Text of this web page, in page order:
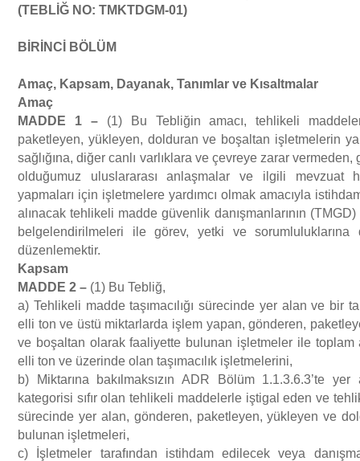
Vizyonumuz
Kalite Politikamız
Referanslar
ÇEVRE Danışmanlığı
Çevre İzin ve Lisans İşlemleri
TMGD ADR Danışmanlığı
YEŞİL LİMAN (Green Port) Belgesi
YEŞİL YILDIZ (Green Star Hotel) BELGESİ
İşyeri Açma ve Çalıştırma (GSM) Ruhsatı
Atık Yönetimi
İş Sağlığı ve Güvenliği
Eğitimler
Fotoğraf Galerisi
İftar Programı 2017
Denetimler
Eğitimlerimiz
Yasal Mevzuat
ÇEVRE
Çevre Kanunu
Maden Kanunu
Deniz Çevresinin Petrol ve Diğer Zararlı Maddelerle Kirlenmesinde
Acil Durumlarda Müdahale ve Zararların Tazmini Esaslarına Dair
Kanun
ÇED Yönetmeliği
Çevre İzin ve Lisans Yönetmeliği
İŞ GÜVENLİĞİ
İş Güvenliği
ADR DANIŞMANLIĞI TMGD
Limanlar Kanunu
Tehlikeli Madde Taşımacılığı Denetimleri
Tehlikeli Maddelerin Karayolu İle Taşınması Hakkında Yönetmelik
Solas ve Marpol Sözleşmelerine Göre Bildirimlere ilişkin Yönetmelik
İ.K.
İletişim
(TEBL İĞ NO: TMKTDGM-01)
B R NC BÖLÜ M
Amaç, Kapsam, Dayanak, Tanımlar ve Kısaltmalar
Amaç
MADDE 1 –(1) Bu Tebliğin amacı, tehlikeli
paketleyen, yükleyen, dolduran ve boşaltan işletmelerin
sağlığına, diğer canlı varlıklara ve çevreye zarar
olduğumuz uluslararası anlaşmalar ve ilgili mevzuat
yapmaları için işletmelere yardımcı olmak amacıyla
alınacak tehlikeli madde güvenlik danışmanlarının
belgelendirilmeleri ile görev, yetki ve
düzenlemektir.
Kapsam
MADDE 2 – (1) Bu Tebliğ,
a) Tehlikeli madde taşımacılığı sürecinde yer alan ve bir
elli ton ve üstü miktarlarda işlem yapan, gönderen,
ve boşaltan olarak faaliyette bulunan işletmeler ile toplam
elli ton ve üzerinde olan taşımacılık işletmelerini,
b) Miktarına bakılmaksızın ADR Bölüm 1.1.3.6.3’te
kategorisi sıfır olan tehlikeli maddelerle iştigal eden ve
sürecinde yer alan, gönderen, paketleyen, yükleyen ve
bulunan işletmeleri,
c) İşletmeler tarafından istihdam edilecek veya